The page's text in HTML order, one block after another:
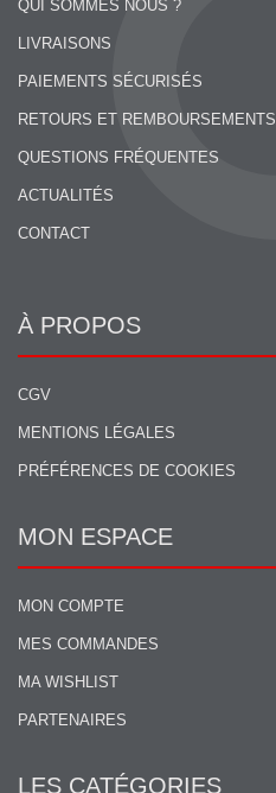
QUI SOMMES NOUS ?
LIVRAISONS
PAIEMENTS SÉCURISÉS
RETOURS ET REMBOURSEMENTS
QUESTIONS FRÉQUENTES
ACTUALITÉS
CONTACT
À PROPOS
CGV
MENTIONS LÉGALES
PRÉFÉRENCES DE COOKIES
MON ESPACE
MON COMPTE
MES COMMANDES
MA WISHLIST
PARTENAIRES
LES CATÉGORIES